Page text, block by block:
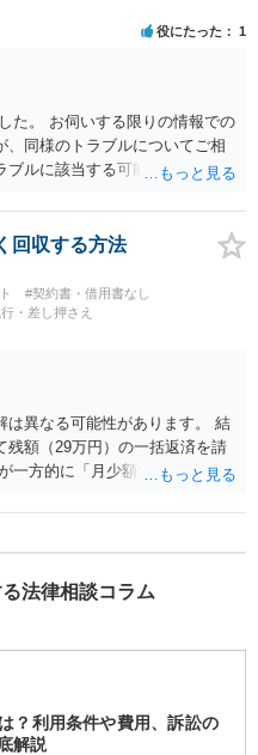
。
役にたった 1
た。 お伺いする限りの情報での
、同様のトラブルについてご相
ブルに該当する可能性があるで
しではなく、指定口座への振込
きる可能性もあるでしょう。 い
警察署に被害相談に行くことを
回収する方法
#契約書・借用書なし
・差し押さえ
異なる可能性があります。 結
残額（29万円）の一括返済を請
一方的に「月少額ずつ返す」と
も過ぎているため、一括返済を
括払いを求める」旨を明確に
。 相手が購入した高額商品
い場合は法的措置を辞さない姿
。
法律相談コラム
？利用条件や費用、訴訟の
解説